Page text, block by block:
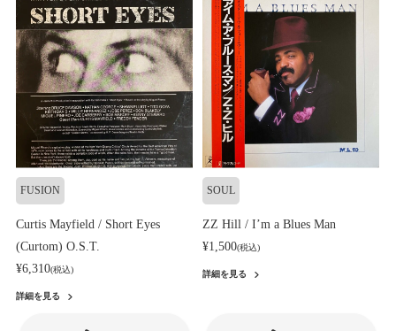
FUSION
Curtis Mayfield / Short Eyes
(Curtom) O.S.T.
¥6,310(税込)
詳細を見る
SOUL
ZZ Hill / I’m a Blues Man
¥1,500(税込)
詳細を見る